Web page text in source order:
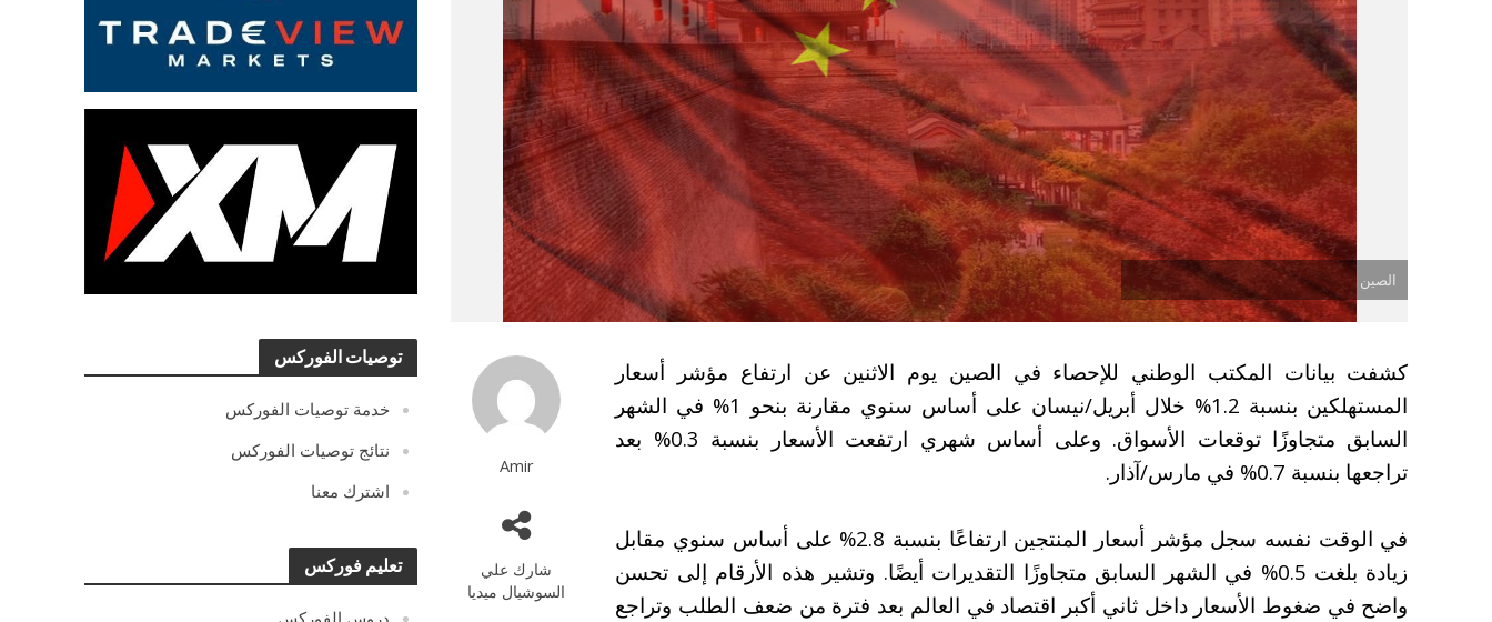
توصيات الفوركس
خدمة توصيات الفوركس
نتائج توصيات الفوركس
اشترك معنا
تعليم فوركس
دروس الفوركس
الصين
Amir
شارك علي
السوشيال ميديا
كشفت بيانات المكتب الوطني للإحصاء في الصين يوم الاثنين عن ارتفاع مؤشر أسعار
المستهلكين بنسبة 1.2% خلال أبريل/نيسان على أساس سنوي مقارنة بنحو 1% في الشهر
السابق متجاوزًا توقعات الأسواق. وعلى أساس شهري ارتفعت الأسعار بنسبة 0.3% بعد
تراجعها بنسبة 0.7% في مارس/آذار.
في الوقت نفسه سجل مؤشر أسعار المنتجين ارتفاعًا بنسبة 2.8% على أساس سنوي مقابل
زيادة بلغت 0.5% في الشهر السابق متجاوزًا التقديرات أيضًا. وتشير هذه الأرقام إلى تحسن
واضح في ضغوط الأسعار داخل ثاني أكبر اقتصاد في العالم بعد فترة من ضعف الطلب وتراجع